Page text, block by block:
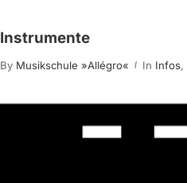
Instrumente
By Musikschule »allégro« In Infos,